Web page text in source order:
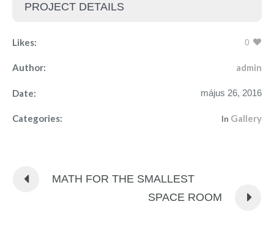
PROJECT DETAILS
Likes: 0
Author: admin
Date: május 26, 2016
Categories: In Gallery
MATH FOR THE SMALLEST
SPACE ROOM